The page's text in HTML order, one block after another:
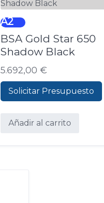
A2
BSA Gold Star 650
Shadow Black
5.692,00 €
Solicitar Presupuesto
Añadir al carrito